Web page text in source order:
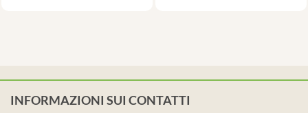
INFORMAZIONI SUI CONTATTI